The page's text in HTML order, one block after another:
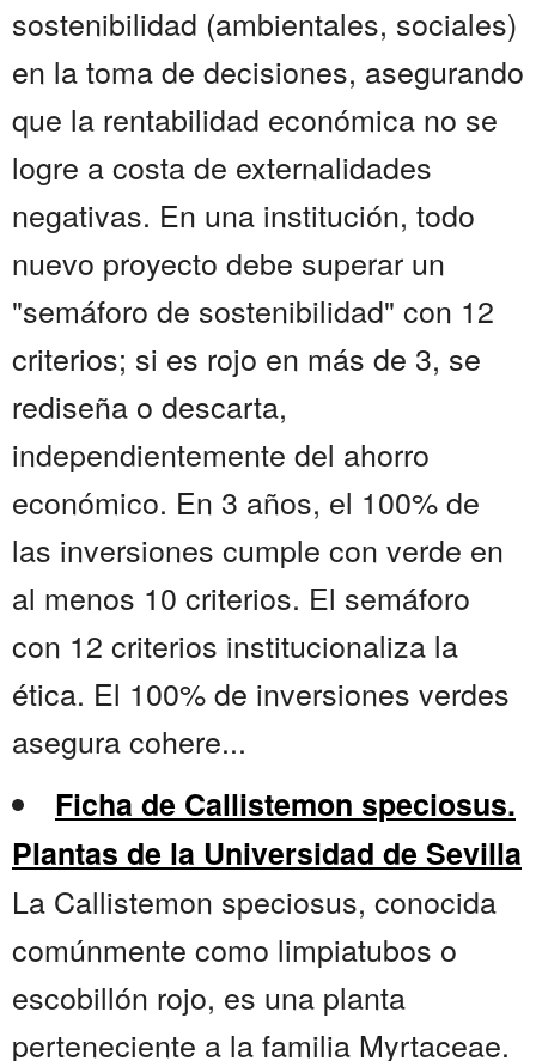
sostenibilidad (ambientales, sociales)
en la toma de decisiones, asegurando
que la rentabilidad económica no se
logre a costa de externalidades
negativas. En una institución, todo
nuevo proyecto debe superar un
"semáforo de sostenibilidad" con 12
criterios; si es rojo en más de 3, se
rediseña o descarta,
independientemente del ahorro
económico. En 3 años, el 100% de
las inversiones cumple con verde en
al menos 10 criterios. El semáforo
con 12 criterios institucionaliza la
ética. El 100% de inversiones verdes
asegura cohere...
Ficha de Callistemon speciosus.
Plantas de la Universidad de Sevilla
La Callistemon speciosus, conocida
comúnmente como limpiatubos o
escobillón rojo, es una planta
perteneciente a la familia Myrtaceae.